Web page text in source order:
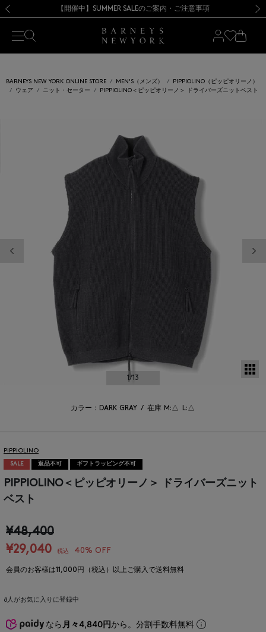
熊本県を中心とした地震の影響によるお荷物のお届けについて
【開催中】SUMMER SALEのご案内・ご注意事項
BARNEYS NEW YORK ONLINE STORE MEN'S（メンズ）
PIPPIOLINO（ピッピオリーノ）
ウェア
ニット・セーター PIPPIOLINO＜ピッピオリーノ＞ ドライバーズニットベスト
1/13
カラー：DARK GRAY / 在庫 M:△ L:△
PIPPIOLINO
SALE 返品不可 ギフトラッピング不可
PIPPIOLINO＜ピッピオリーノ＞ ドライバーズニット
ベスト
¥48,400
¥29,040
税込 40% OFF
会員のお客様は11,000円（税込）以上ご購入で送料無料
8人がお気に入りに登録中
なら 月々4,840円から。分割手数料無料